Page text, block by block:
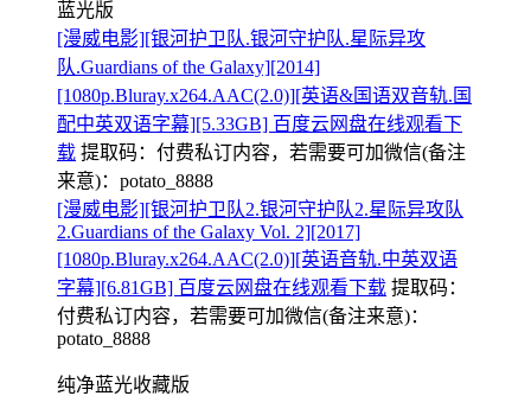
蓝光版
[漫威电影][银河护卫队.银河守护队.星际异攻
队.Guardians of the Galaxy][2014]
[1080p.Bluray.x264.AAC(2.0)][英语&国语双音轨.国
配中英双语字幕][5.33GB] 百度云网盘在线观看下
载 提取码： 付费私订内容，若需要可加微信(备注
来意)：potato_8888
[漫威电影][银河护卫队2.银河守护队2.星际异攻队
2.Guardians of the Galaxy Vol. 2][2017]
[1080p.Bluray.x264.AAC(2.0)][英语音轨.中英双语
字幕][6.81GB] 百度云网盘在线观看下载 提取码：
付费私订内容，若需要可加微信(备注来意)：
potato_8888
纯净蓝光收藏版